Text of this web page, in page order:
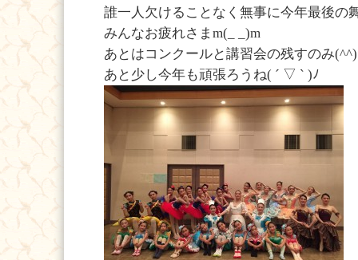
誰一人欠けることなく無事に今年最後の
みんなお疲れさまm(_ _)m
あとはコンクールと講習会の残すのみ(^^)
あと少し今年も頑張ろうね( ´ ▽ ` )ﾉ